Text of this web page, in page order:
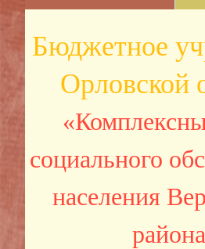
Бюджетное
Орловской
социального
населения